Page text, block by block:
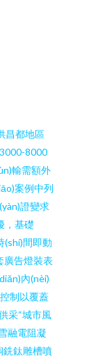
昌都地區
8000
輸需額外
案例中列
證變求
，基礎
(shí)間即動
廣告燈裝表
內(nèi)
制以覆蓋
采“城市風
融電阻凝
銑鈦雕槽噴